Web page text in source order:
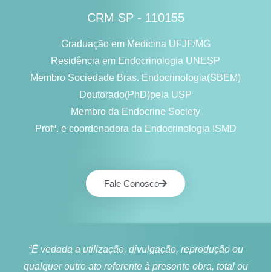
CRM SP - 110155
Graduação em Medicina UFJF/MG
Residência em Endocrinologia UNESP
Membro Sociedade Bras. Endocrinologia(SBEM)
Doutorado(PhD)pela USP
Membro da Endocrine Society
Profª. e coordenadora da Endocrinologia ISMD
Fale Conosco
“É vedada a utilização, divulgação, reprodução ou
qualquer outro ato referente à presente obra, total ou